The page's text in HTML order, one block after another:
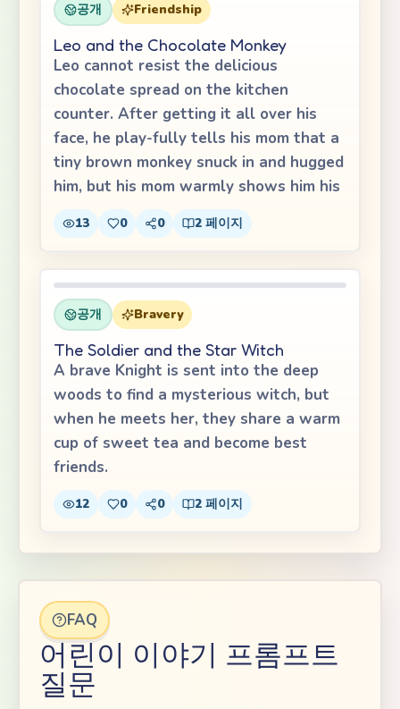
공개 Friendship
Leo and the Chocolate Monkey
Leo cannot resist the delicious
chocolate spread on the kitchen
counter. After getting it all over his
face, he play-fully tells his mom that a
tiny brown monkey snuck in and hugged
him, but his mom warmly shows him his
13 0 0 2 페이지
공개 Bravery
The Soldier and the Star Witch
A brave Knight is sent into the deep
woods to find a mysterious witch, but
when he meets her, they share a warm
cup of sweet tea and become best
friends.
12 0 0 2 페이지
FAQ
어린이 이야기 프롬프트
질문